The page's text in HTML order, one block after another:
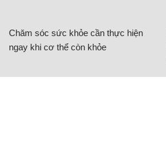
Chăm sóc sức khỏe cần thực hiện
ngay khi cơ thể còn khỏe